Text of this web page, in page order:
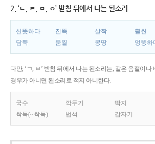
2. ‘ㄴ, ㄹ, ㅁ, ㅇ’ 받침 뒤에서 나는 된소리
산뜻하다 잔뜩 살짝
훨씬
담뿍
움찔 몽땅 엉뚱하
다만, ‘ㄱ, ㅂ’ 받침 뒤에서 나는 된소리는, 같은 음절이
경우가 아니면 된소리로 적지 아니한다.
국수 깍두기 딱지
싹둑(~싹둑)
법석 갑자기